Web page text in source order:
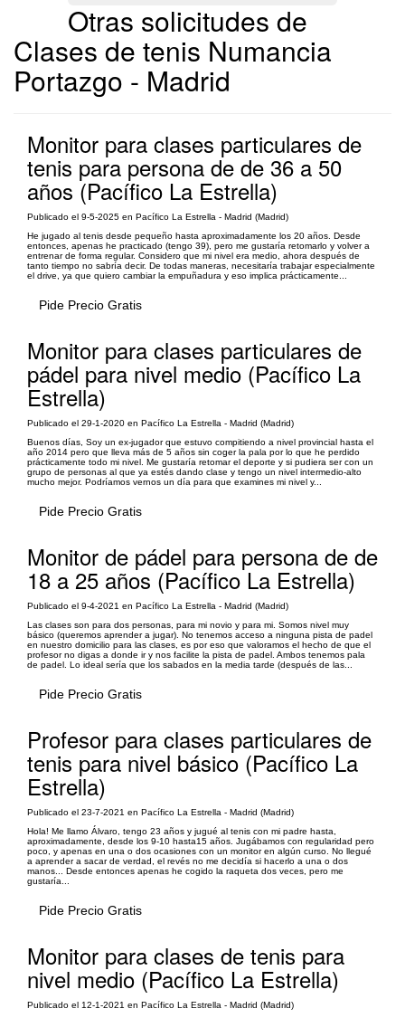
Otras solicitudes de
Clases de tenis Numancia
Portazgo - Madrid
Monitor para clases particulares de
tenis para persona de de 36 a 50
años (Pacífico La Estrella)
Publicado el 9-5-2025 en Pacífico La Estrella - Madrid (Madrid)
He jugado al tenis desde pequeño hasta aproximadamente los 20 años. Desde
entonces, apenas he practicado (tengo 39), pero me gustaría retomarlo y volver a
entrenar de forma regular. Considero que mi nivel era medio, ahora después de
tanto tiempo no sabría decir. De todas maneras, necesitaría trabajar especialmente
el drive, ya que quiero cambiar la empuñadura y eso implica prácticamente...
Pide Precio Gratis
Monitor para clases particulares de
pádel para nivel medio (Pacífico La
Estrella)
Publicado el 29-1-2020 en Pacífico La Estrella - Madrid (Madrid)
Buenos días, Soy un ex-jugador que estuvo compitiendo a nivel provincial hasta el
año 2014 pero que lleva más de 5 años sin coger la pala por lo que he perdido
prácticamente todo mi nivel. Me gustaría retomar el deporte y si pudiera ser con un
grupo de personas al que ya estés dando clase y tengo un nivel intermedio-alto
mucho mejor. Podríamos vernos un día para que examines mi nivel y...
Pide Precio Gratis
Monitor de pádel para persona de de
18 a 25 años (Pacífico La Estrella)
Publicado el 9-4-2021 en Pacífico La Estrella - Madrid (Madrid)
Las clases son para dos personas, para mi novio y para mi. Somos nivel muy
básico (queremos aprender a jugar). No tenemos acceso a ninguna pista de padel
en nuestro domicilio para las clases, es por eso que valoramos el hecho de que el
profesor no digas a donde ir y nos facilite la pista de padel. Ambos tenemos pala
de padel. Lo ideal sería que los sabados en la media tarde (después de las...
Pide Precio Gratis
Profesor para clases particulares de
tenis para nivel básico (Pacífico La
Estrella)
Publicado el 23-7-2021 en Pacífico La Estrella - Madrid (Madrid)
Hola! Me llamo Álvaro, tengo 23 años y jugué al tenis con mi padre hasta,
aproximadamente, desde los 9-10 hasta15 años. Jugábamos con regularidad pero
poco, y apenas en una o dos ocasiones con un monitor en algún curso. No llegué
a aprender a sacar de verdad, el revés no me decidía si hacerlo a una o dos
manos... Desde entonces apenas he cogido la raqueta dos veces, pero me
gustaría...
Pide Precio Gratis
Monitor para clases de tenis para
nivel medio (Pacífico La Estrella)
Publicado el 12-1-2021 en Pacífico La Estrella - Madrid (Madrid)